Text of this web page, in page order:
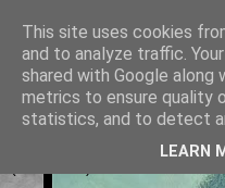
La otra
Recursos para Educación
This site uses cookies
and to analyze traffic.
shared with Google
metrics to ensure quality
statistics, and to detect
LEARN